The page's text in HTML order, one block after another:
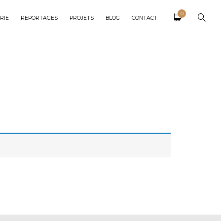
REPORTAGES PROJETS BLOG CONTACT
0